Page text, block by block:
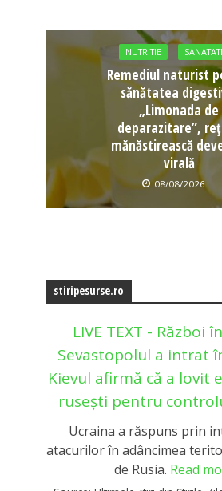
NUTRITIE
Remediul naturist
sănătatea
„Limonada de
deparazitare”,
mănăstirească
virală
08/08/2026
stiripesurse.ro
LIVE TEXT - Război
Sevastopolul a intrat
Kievul afirmă că a lovit
rusești pentru
Ucraina a răspuns prin
atacurilor în adâncimea
de Rusia. Read